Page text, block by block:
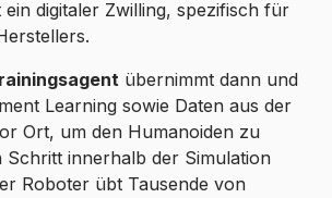
ein digitaler Zwilling, spezifisch für
übernimmt dann und
Learning sowie Daten aus der
Ort, um den Humanoiden zu
Schritt innerhalb der Simulation
Roboter übt Tausende von